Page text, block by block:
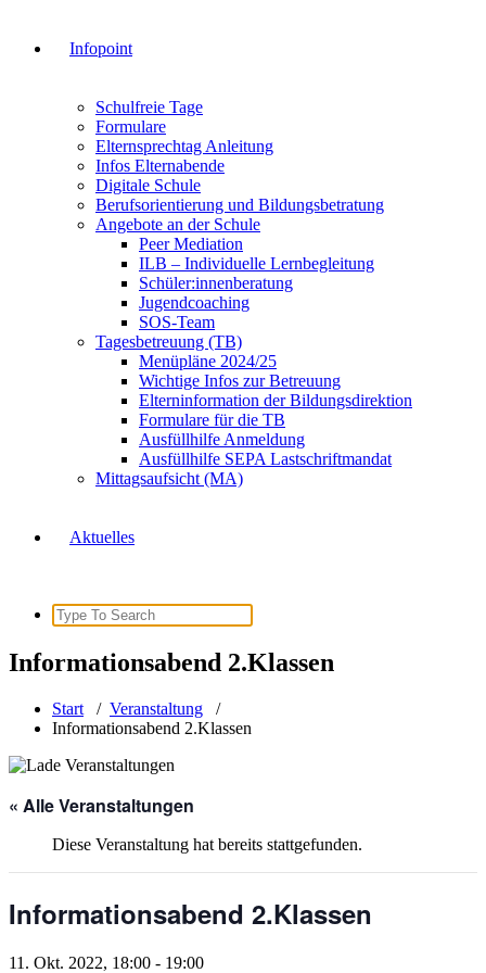
Infopoint
Schulfreie Tage
Formulare
Elternsprechtag Anleitung
Infos Elternabende
Digitale Schule
Berufsorientierung und Bildungsbetratung
Angebote an der Schule
Peer Mediation
ILB – Individuelle Lernbegleitung
Schüler:innenberatung
Jugendcoaching
SOS-Team
Tagesbetreuung (TB)
Menüpläne 2024/25
Wichtige Infos zur Betreuung
Elterninformation der Bildungsdirektion
Formulare für die TB
Ausfüllhilfe Anmeldung
Ausfüllhilfe SEPA Lastschriftmandat
Mittagsaufsicht (MA)
Aktuelles
Search
for:
Informationsabend 2.Klassen
Start / Veranstaltung /
Informationsabend 2.Klassen
« Alle Veranstaltungen
Diese Veranstaltung hat bereits stattgefunden.
Informationsabend 2.Klassen
11. Okt. 2022, 18:00 - 19:00